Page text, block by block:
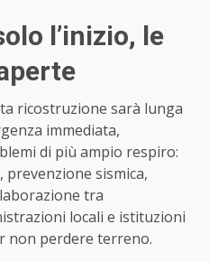
l’inizio, le
ricostruzione sarà lunga
immediata,
di più ampio respiro:
sismica,
tra
locali e istituzioni
non perdere terreno.